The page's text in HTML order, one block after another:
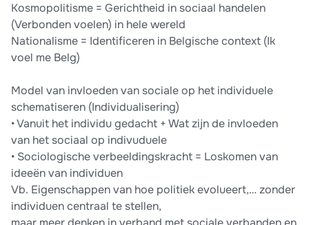
Kosmopolitisme = Gerichtheid in sociaal handelen
(Verbonden voelen) in hele wereld
Nationalisme = Identificeren in Belgische context (Ik
voel me Belg)
Model van invloeden van sociale op het individuele
schematiseren (Individualisering)
• Vanuit het individu gedacht + Wat zijn de invloeden
van het sociaal op indivuduele
• Sociologische verbeeldingskracht = Loskomen van
ideeën van individuen
Vb. Eigenschappen van hoe politiek evolueert,… zonder
individuen centraal te stellen,